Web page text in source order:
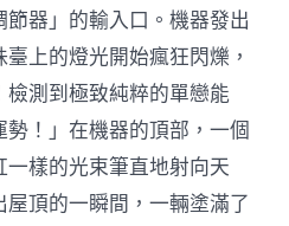
器」的輸入口。機器發出
上的燈光開始瘋狂閃爍，
測到極致純粹的單戀能
！」在機器的頂部，一個
一樣的光束筆直地射向天
頂的一瞬間，一輛塗滿了